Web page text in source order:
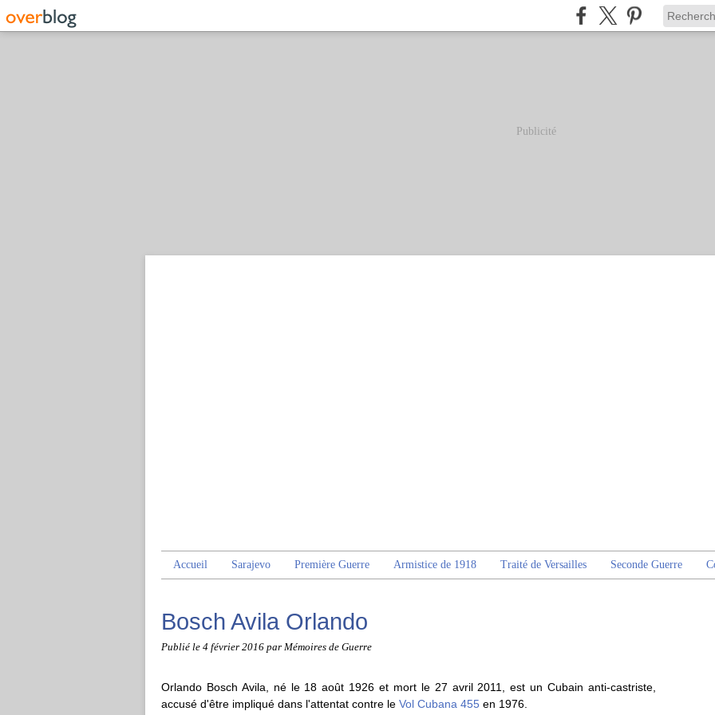
Publicité
Accueil Sarajevo Première Guerre Armistice de 1918 Traité de Versailles Seconde Guerre
Bosch Avila Orlando
Publié le 4 février 2016 par Mémoires de Guerre
Orlando Bosch Avila, né le 18 août 1926 et mort le 27 avril 2011, est un Cubain anti-castriste,
accusé d'être impliqué dans l'attentat contre le Vol Cubana 455 en 1976.